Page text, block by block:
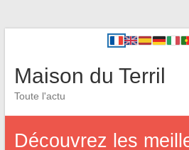
Maison du Terril
Toute l'actu
Découvrez les